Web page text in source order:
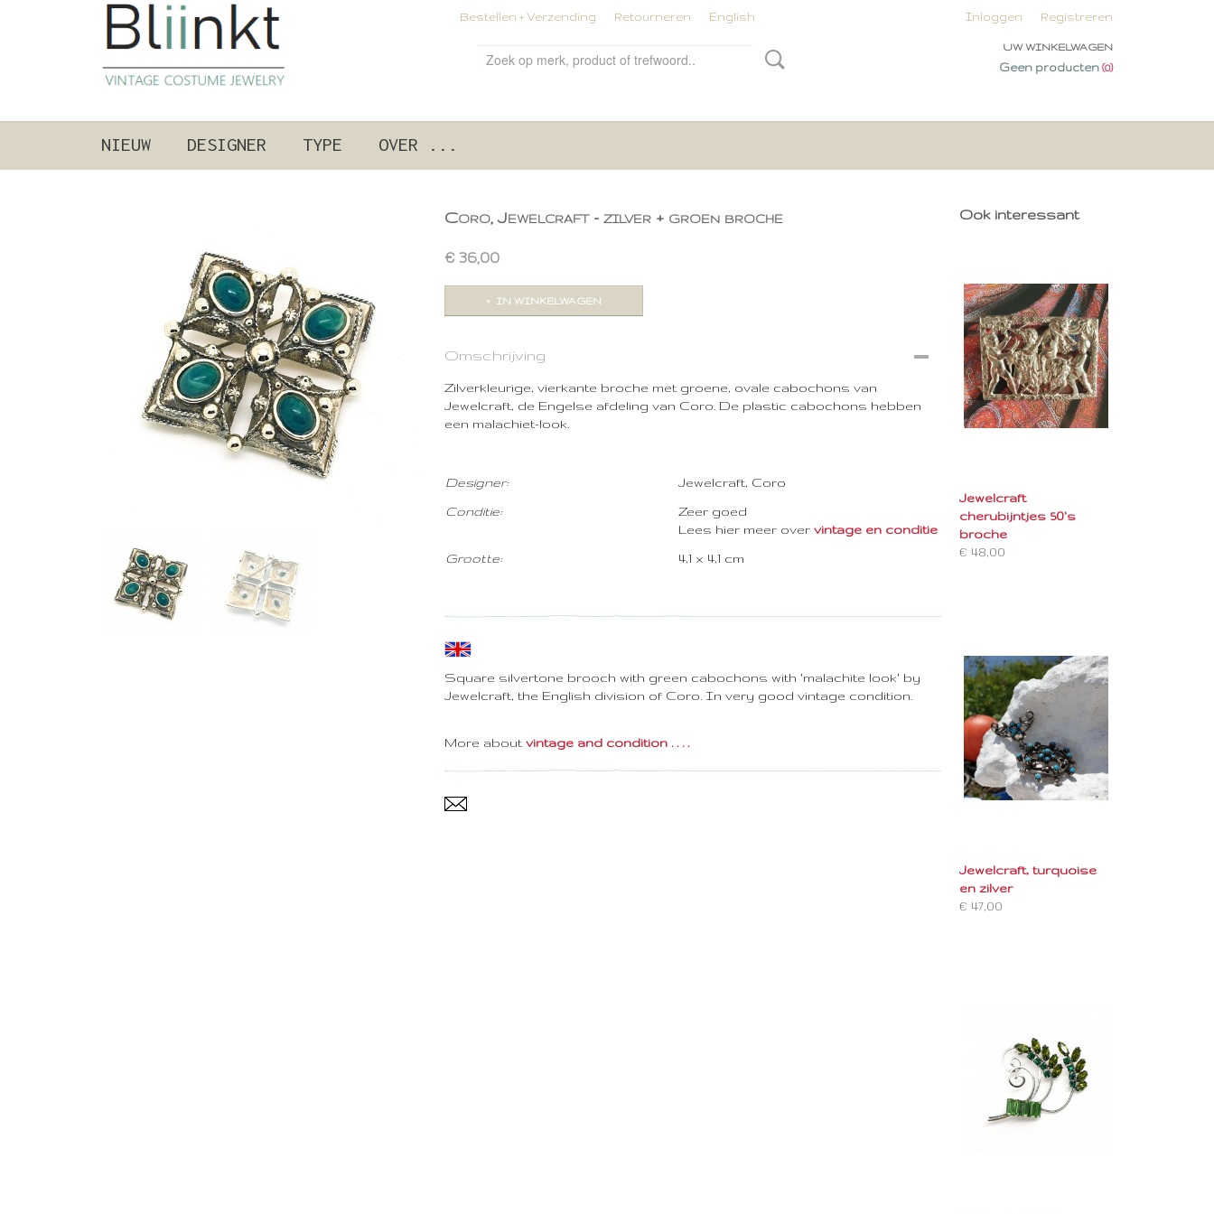
Bestellen + Verzending Retourneren English Inloggen Registreren
UW WINKELWAGEN
Geen producten (0)
NIEUW DESIGNER TYPE OVER ...
Coro, Jewelcraft - zilver + groen broche
€ 36,00
IN WINKELWAGEN
Omschrijving
Zilverkleurige, vierkante broche met groene, ovale cabochons van
Jewelcraft, de Engelse afdeling van Coro. De plastic cabochons hebben
een malachiet-look.
Designer:
Conditie:
Grootte:
Jewelcraft, Coro
Zeer goed
Lees hier meer over vintage en conditie . . . .
4,1 x 4,1 cm
Square silvertone brooch with green cabochons with 'malachite look' by
Jewelcraft, the English division of Coro. In very good vintage condition.
More about vintage and condition . . . .
Ook interessant
Jewelcraft
cherubijntjes 50's
broche
€ 48,00
Jewelcraft, turquoise
en zilver
€ 47,00